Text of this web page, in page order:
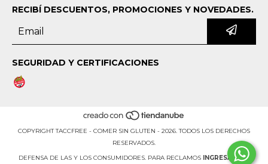
RECIBÍ DESCUENTOS, PROMOCIONES Y NOVEDADES.
SEGURIDAD Y CERTIFICACIONES
COPYRIGHT TACCFREE - COMER SIN GLUTEN - 2026. TODOS LOS DERECHOS
RESERVADOS.
DEFENSA DE LAS Y LOS CONSUMIDORES. PARA RECLAMOS
INGRESÁ ACÁ.